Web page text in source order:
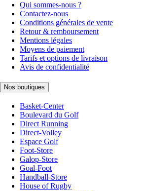
Qui sommes-nous ?
Contactez-nous
Conditions générales de vente
Retour & remboursement
Mentions légales
Moyens de paiement
Tarifs et options de livraison
Avis de confidentialité
Nos boutiques
Basket-Center
Boulevard du Golf
Direct Running
Direct-Volley
Espace Golf
Foot-Store
Galop-Store
Goal-Foot
Handball-Store
House of Rugby